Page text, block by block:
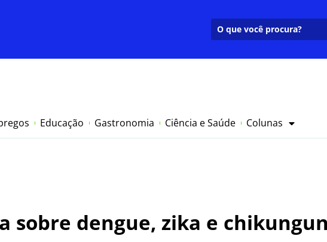
Educação Gastronomia Ciência e Saúde Colunas
sobre dengue, zika e